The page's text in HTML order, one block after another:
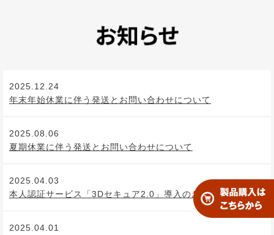
2025.12.24
年末年始休業に伴う発送とお問い合わせについて
2025.08.06
夏期休業に伴う発送とお問い合わせについて
2025.04.03
本人認証サービス「3Dセキュア2.0」導入のお知らせ
2025.04.01